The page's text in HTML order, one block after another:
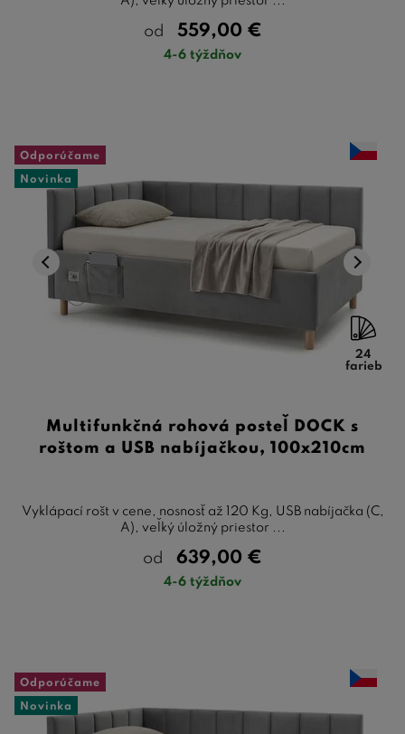
od 559,00 €
4-6 týždňov
Odporúčame
Novinka
24
farieb
Multifunkčná rohová posteľ DOCK s
roštom a USB nabíjačkou, 100x210cm
Vyklápací rošt v cene, nosnosť až 120 Kg, USB nabíjačka (C,
A), veľký úložný priestor ...
od 639,00 €
4-6 týždňov
Odporúčame
Novinka